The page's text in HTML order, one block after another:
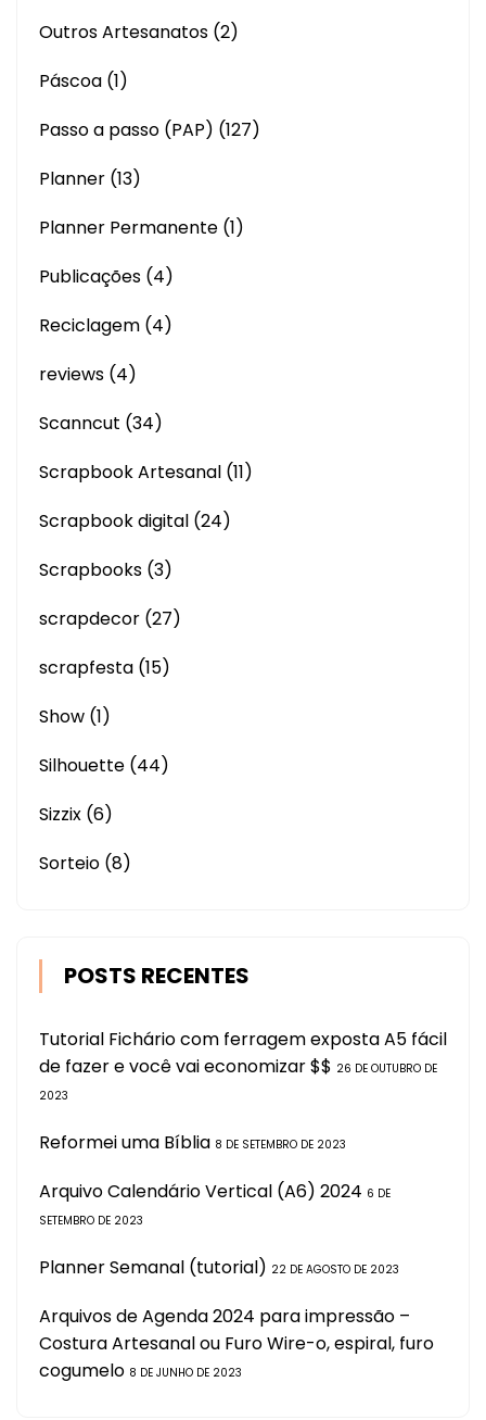
Outros Artesanatos (2)
Páscoa (1)
Passo a passo (PAP) (127)
Planner (13)
Planner Permanente (1)
Publicações (4)
Reciclagem (4)
reviews (4)
Scanncut (34)
Scrapbook Artesanal (11)
Scrapbook digital (24)
Scrapbooks (3)
scrapdecor (27)
scrapfesta (15)
Show (1)
Silhouette (44)
Sizzix (6)
Sorteio (8)
POSTS RECENTES
Tutorial Fichário com ferragem exposta A5 fácil
de fazer e você vai economizar $$ 26 DE OUTUBRO DE
2023
Reformei uma Bíblia 8 DE SETEMBRO DE 2023
Arquivo Calendário Vertical (A6) 2024 6 DE
SETEMBRO DE 2023
Planner Semanal (tutorial) 22 DE AGOSTO DE 2023
Arquivos de Agenda 2024 para impressão –
Costura Artesanal ou Furo Wire-o, espiral, furo
cogumelo 8 DE JUNHO DE 2023